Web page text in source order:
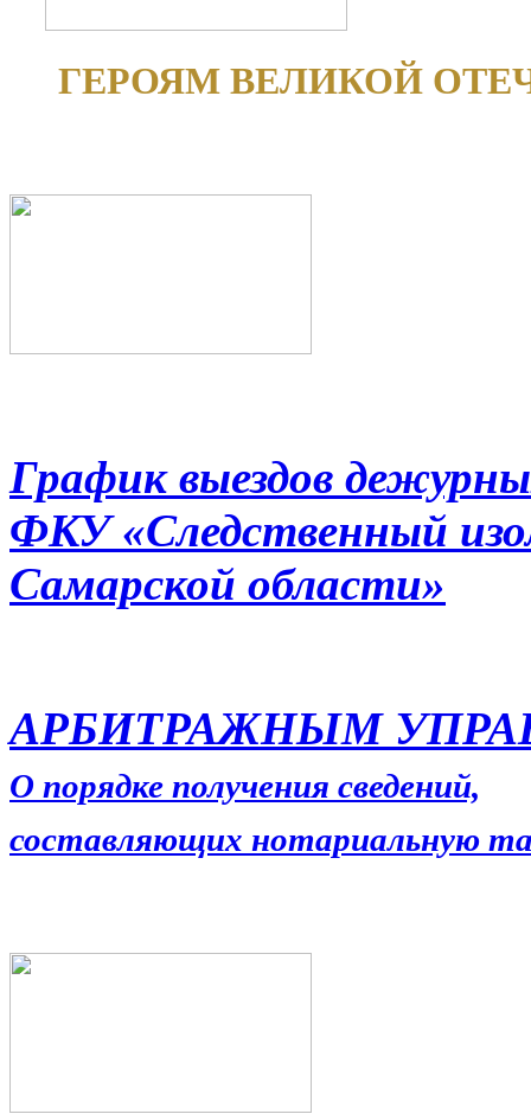
ГЕРОЯМ ВЕЛИКОЙ
График выездов
ФКУ «Следственный
Самарской области»
АРБИТРАЖНЫМ
О порядке получения сведений,
составляющих нотариальную